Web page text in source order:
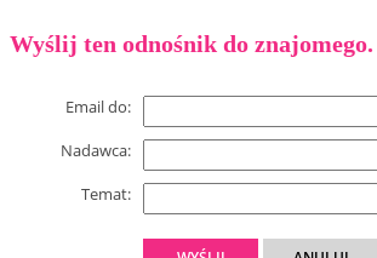
Wyślij ten odnośnik do znajomego.
Email do:
Nadawca:
Temat: